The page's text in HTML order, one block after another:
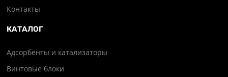
Контакты
КАТАЛОГ
Адсорбенты и катализаторы
Винтовые блоки